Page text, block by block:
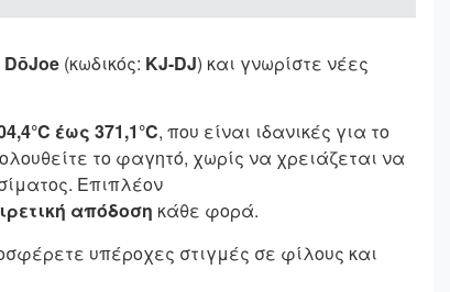
DōJoe (κωδικός: KJ-DJ) και γνωρίστε νέες
έως 371,1°C, που είναι ιδανικές για το
το φαγητό, χωρίς να χρειάζεται να
Επιπλέον
απόδοση κάθε φορά.
υπέροχες στιγμές σε φίλους και